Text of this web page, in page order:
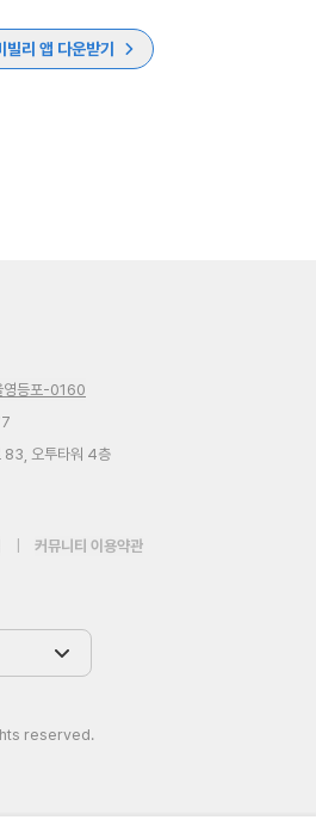
빌리 앱 다운받기
등포-0160
83, 오투타워 4층
커뮤니티 이용약관
reserved.